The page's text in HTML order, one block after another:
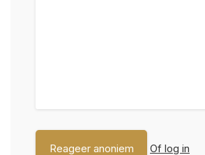
Of log in